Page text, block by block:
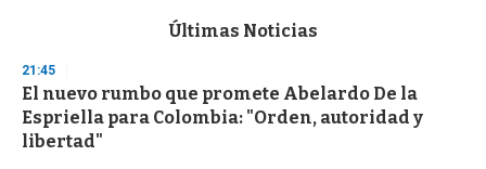
d
s
o
f
3
Últimas Noticias
21:45
El nuevo rumbo que promete Abelardo De la
Espriella para Colombia: "Orden, autoridad y
libertad"